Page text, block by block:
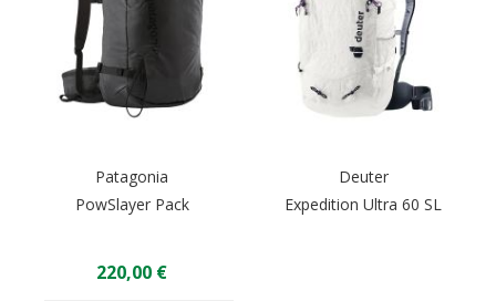
Patagonia
PowSlayer Pack
220,00 €
Deuter
Expedition Ultra 60 SL